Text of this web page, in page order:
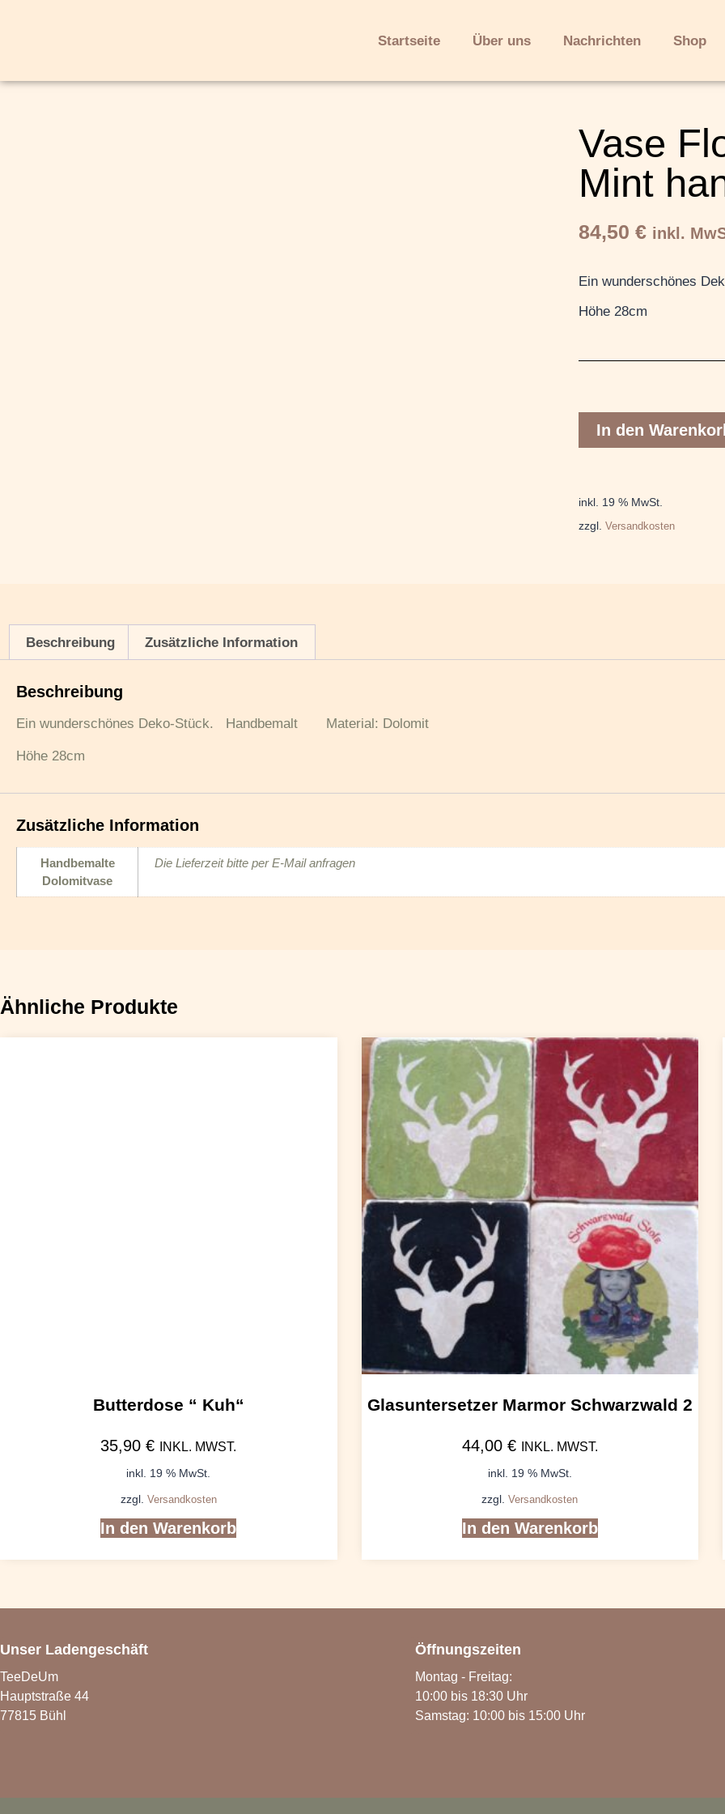
Startseite Über uns Nachrichten Shop
Vase
Mint
84,50 € inkl.
Ein wunderschönes
Höhe 28cm
In den
inkl. 19 % MwSt.
zzgl. Versandkosten
Beschreibung Zusätzliche Information
Beschreibung
Ein wunderschönes Deko-Stück. Handbemalt Material: Dolomit
Höhe 28cm
Zusätzliche Information
Handbemalte
Dolomitvase
Die Lieferzeit bitte per E-Mail anfragen
Ähnliche Produkte
Butterdose “ Kuh“
35,90€ INKL. MWST.
inkl. 19 % MwSt.
zzgl. Versandkosten
In den Warenkorb
Glasuntersetzer Marmor Schwarzwald 2
44,00 € INKL. MWST.
inkl. 19 % MwSt.
zzgl.Versandkosten
In den Warenkorb
Unser Ladengeschäft
TeeDeUm
Hauptstraße 44
77815 Bühl
Öffnungszeiten
Montag - Freitag:
10:00 bis 18:30 Uhr
Samstag: 10:00 bis 15:00 Uhr